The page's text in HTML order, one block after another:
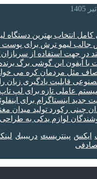
کامل انتخاب بهترین دستگاه
جالب لیمو ترش برای پوست
در جهت استفاده از سربازان
با آیفون این گوشی برگ
مثل مردمان کره می
قابلیت یادگیری زبان
عاملی تازه برای لپ‌
جدید اینستاگرام برای
چینی رکورد تولید میدان
لوازم یدکی به
ایکس پینتریست دریبببل